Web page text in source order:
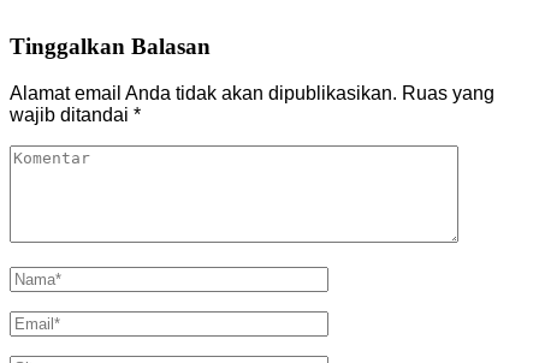
Tinggalkan Balasan
Alamat email Anda tidak akan dipublikasikan. Ruas yang
wajib ditandai *